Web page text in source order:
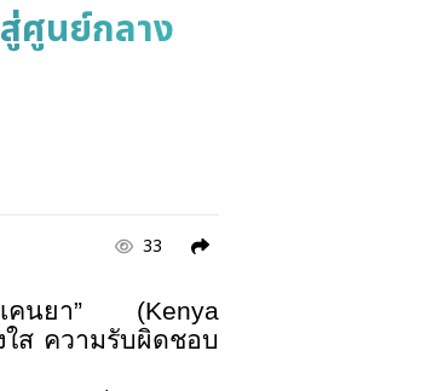
ศูนย์กลาง
33
ติเคนยา” (Kenya
ใส ความรับผิดชอบ